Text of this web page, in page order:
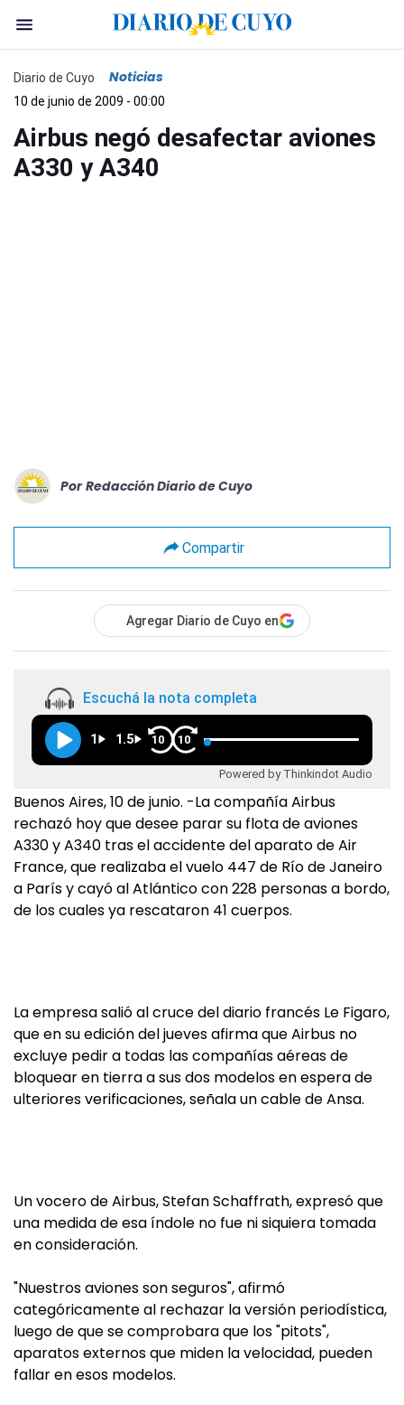
Diario de Cuyo Noticias
10 de junio de 2009 - 00:00
Airbus negó desafectar aviones
A330 y A340
Por Redacción Diario de Cuyo
Compartir
Agregar Diario de Cuyo en
Escuchá la nota completa
1 1.5 10 10
Powered by Thinkindot Audio
Buenos Aires, 10 de junio. -La compañía Airbus
rechazó hoy que desee parar su flota de aviones
A330 y A340 tras el accidente del aparato de Air
France, que realizaba el vuelo 447 de Río de Janeiro
a París y cayó al Atlántico con 228 personas a bordo,
de los cuales ya rescataron 41 cuerpos.
La empresa salió al cruce del diario francés Le Figaro,
que en su edición del jueves afirma que Airbus no
excluye pedir a todas las compañías aéreas de
bloquear en tierra a sus dos modelos en espera de
ulteriores verificaciones, señala un cable de Ansa.
Un vocero de Airbus, Stefan Schaffrath, expresó que
una medida de esa índole no fue ni siquiera tomada
en consideración.
"Nuestros aviones son seguros", afirmó
categóricamente al rechazar la versión periodística,
luego de que se comprobara que los "pitots",
aparatos externos que miden la velocidad, pueden
fallar en esos modelos.